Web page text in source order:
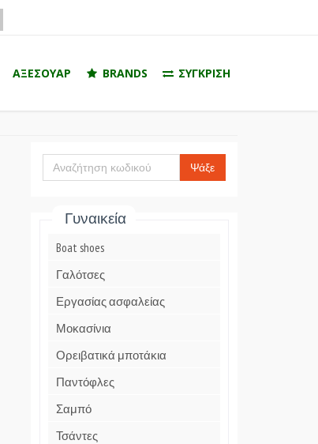
ΑΞΕΣΟΥΑΡ BRANDS ΣΥΓΚΡΙΣΗ
Ψάξε
Γυναικεία
Boat shoes
Γαλότσες
Εργασίας ασφαλείας
Μοκασίνια
Ορειβατικά μποτάκια
Παντόφλες
Σαμπό
Τσάντες